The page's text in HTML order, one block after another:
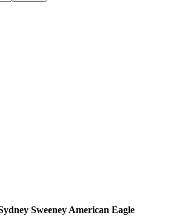
Sweeney American Eagle